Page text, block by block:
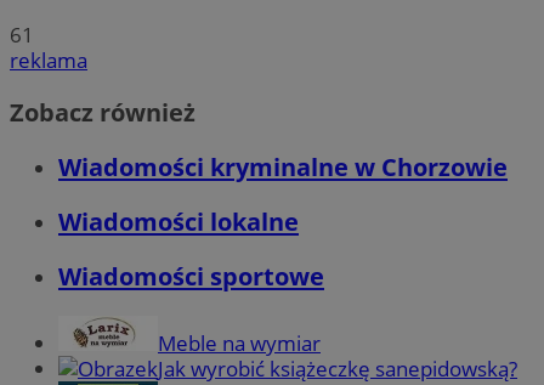
61
reklama
Zobacz również
Wiadomości kryminalne w Chorzowie
Wiadomości lokalne
Wiadomości sportowe
Meble na wymiar
Jak wyrobić książeczkę sanepidowską?